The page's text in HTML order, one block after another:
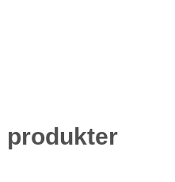
produkter